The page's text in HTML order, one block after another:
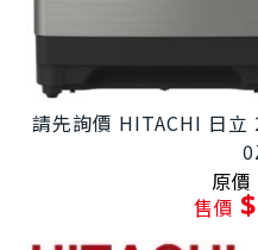
請先詢價 HITACHI 日立
原價
售價